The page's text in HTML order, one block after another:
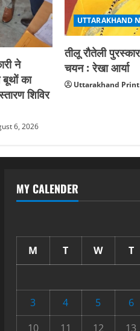
ने
का
शिविर
6, 2026
UTTARAKHAND
तीलू रौतेली
चयन : रेखा आर्या
Uttarakhand
MY CALENDER
M T W T
3
4 5 6
10
11 12 13